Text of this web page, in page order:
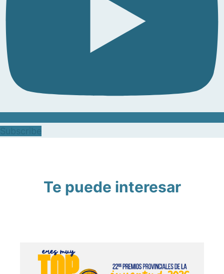
Te puede interesar